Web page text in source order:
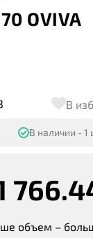
OVIVA
В
В наличии - 1
объем –